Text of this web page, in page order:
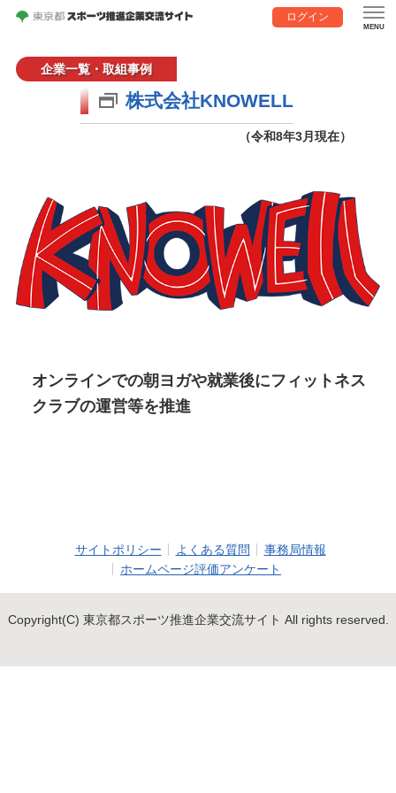
ログイン
企業一覧・取組事例
株式会社KNOWELL
（令和8年3月現在）
オンラインでの朝ヨガや就業後にフィットネス
クラブの運営等を推進
サイトポリシー よくある質問
事務局情報
ホームページ評価アンケート
Copyright(C) 東京都スポーツ推進企業交流サイト All rights reserved.